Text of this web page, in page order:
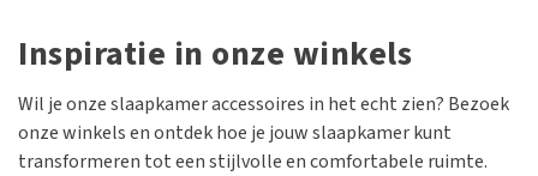
Inspiratie in onze winkels
Wil je onze slaapkamer accessoires in het echt zien? Bezoek
onze winkels en ontdek hoe je jouw slaapkamer kunt
transformeren tot een stijlvolle en comfortabele ruimte.